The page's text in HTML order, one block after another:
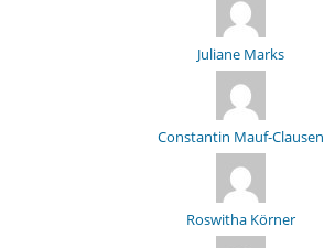
Juliane Marks
Constantin Mauf-Clausen
Roswitha Körner